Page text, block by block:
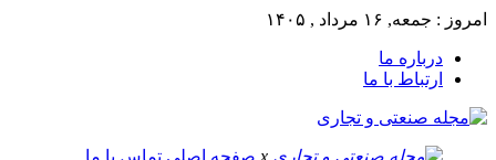
امروز : جمعه, ۱۶ مرداد , ۱۴۰۵
درباره ما
ارتباط با ما
x صفحه اصلی تماس با ما